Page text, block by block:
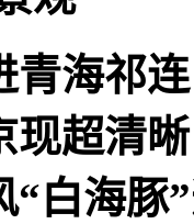
青海祁
现超清
“白海豚